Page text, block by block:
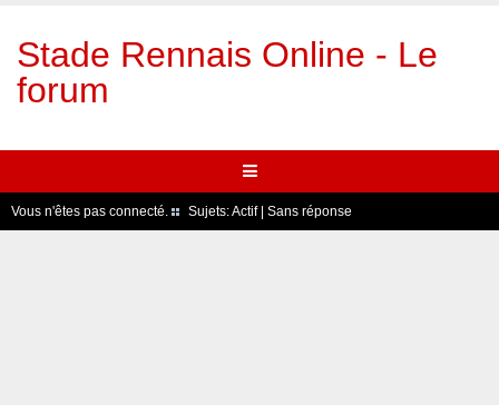
Stade Rennais Online - Le
forum
Vous n'êtes pas connecté. Sujets:Actif| Sans réponse